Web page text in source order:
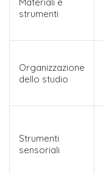
strumenti
Organizzazione
dello studio
Strumenti
sensoriali